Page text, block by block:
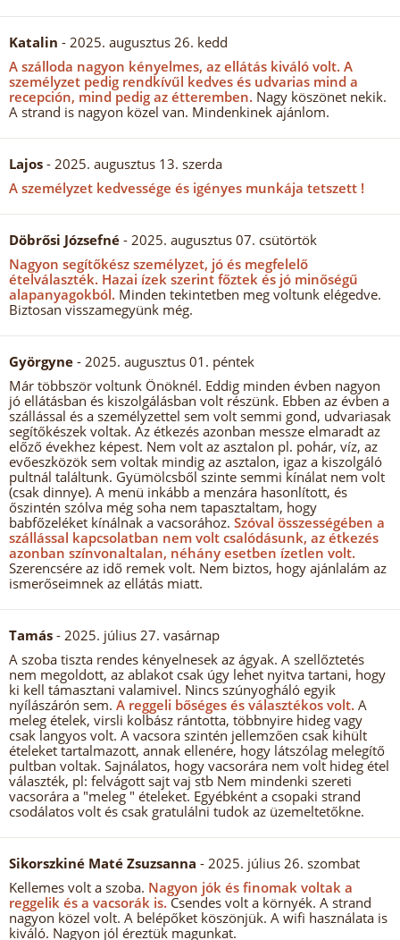
Katalin - 2025. augusztus 26. kedd
A szálloda nagyon kényelmes, az ellátás kiváló volt. A
személyzet pedig rendkívűl kedves és udvarias mind a
recepción, mind pedig az étteremben. Nagy köszönet nekik.
A strand is nagyon közel van. Mindenkinek ajánlom.
Lajos - 2025. augusztus 13. szerda
A személyzet kedvessége és igényes munkája tetszett !
Döbrősi Józsefné - 2025. augusztus 07. csütörtök
Nagyon segítőkész személyzet, jó és megfelelő
ételválaszték. Hazai ízek szerint főztek és jó minőségű
alapanyagokból. Minden tekintetben meg voltunk elégedve.
Biztosan visszamegyünk még.
Györgyne - 2025. augusztus 01. péntek
Már többször voltunk Önöknél. Eddig minden évben nagyon
jó ellátásban és kiszolgálásban volt részünk. Ebben az évben a
szállással és a személyzettel sem volt semmi gond, udvariasak
segítőkészek voltak. Az étkezés azonban messze elmaradt az
előző évekhez képest. Nem volt az asztalon pl. pohár, víz, az
evőeszközök sem voltak mindig az asztalon, igaz a kiszolgáló
pultnál találtunk. Gyümölcsből szinte semmi kínálat nem volt
(csak dinnye). A menü inkább a menzára hasonlított, és
őszintén szólva még soha nem tapasztaltam, hogy
babfőzeléket kínálnak a vacsorához. Szóval összességében a
szállással kapcsolatban nem volt csalódásunk, az étkezés
azonban színvonaltalan, néhány esetben ízetlen volt.
Szerencsére az idő remek volt. Nem biztos, hogy ajánlalám az
ismerőseimnek az ellátás miatt.
Tamás - 2025. július 27. vasárnap
A szoba tiszta rendes kényelnesek az ágyak. A szellőztetés
nem megoldott, az ablakot csak úgy lehet nyitva tartani, hogy
ki kell támasztani valamivel. Nincs szúnyogháló egyik
nyílászárón sem. A reggeli bőséges és választékos volt. A
meleg ételek, virsli kolbász rántotta, többnyire hideg vagy
csak langyos volt. A vacsora szintén jellemzően csak kihült
ételeket tartalmazott, annak ellenére, hogy látszólag melegítő
pultban voltak. Sajnálatos, hogy vacsorára nem volt hideg étel
választék, pl: felvágott sajt vaj stb Nem mindenki szereti
vacsorára a "meleg " ételeket. Egyébként a csopaki strand
csodálatos volt és csak gratulálni tudok az üzemeltetőkne.
Sikorszkiné Maté Zsuzsanna - 2025. július 26. szombat
Kellemes volt a szoba. Nagyon jók és finomak voltak a
reggelik és a vacsorák is. Csendes volt a környék. A strand
nagyon közel volt. A belépőket köszönjük. A wifi használata is
kiváló. Nagyon jól éreztük magunkat.